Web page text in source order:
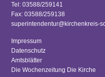
Tel: 03588/259141
Fax: 03588/259138
superintendentur@kirchenkreis-
Impressum
Datenschutz
Amtsblätter
Die Wochenzeitung Die Kirche